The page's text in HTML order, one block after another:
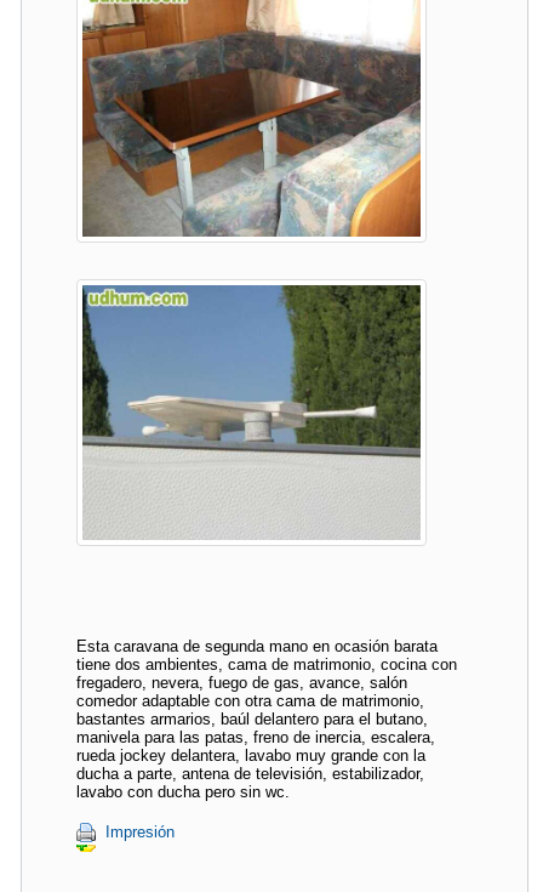
Esta caravana de segunda mano en ocasión barata
tiene dos ambientes, cama de matrimonio, cocina con
fregadero, nevera, fuego de gas, avance, salón
comedor adaptable con otra cama de matrimonio,
bastantes armarios, baúl delantero para el butano,
manivela para las patas, freno de inercia, escalera,
rueda jockey delantera, lavabo muy grande con la
ducha a parte, antena de televisión, estabilizador,
lavabo con ducha pero sin wc.
Impresión